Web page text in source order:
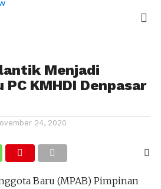
Menjadi
KMHDI Denpasar
24, 2020
Baru (MPAB) Pimpinan